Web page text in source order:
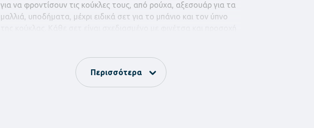
για να φροντίσουν τις κούκλες τους, από ρούχα, αξεσουάρ για τα
μαλλιά, υποδήματα, μέχρι ειδικά σετ για το μπάνιο και τον ύπνο
Πέρα από την απλή διασκέδαση, τα παιχνίδια περιποίησης κούκλας
Περισσότερα